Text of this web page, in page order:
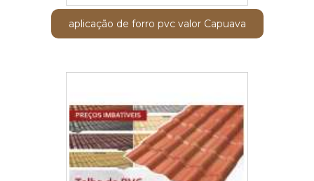
aplicação de forro pvc valor Capuava